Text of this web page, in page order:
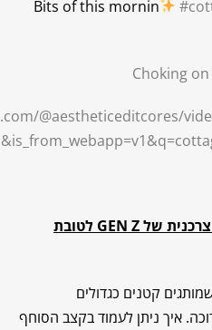
Bits of this mornin
@aestheticeditcores/
שלGEN Z לטובת
קטנים כגדולים
איך ניתן לעמוד בקצב הסוחף